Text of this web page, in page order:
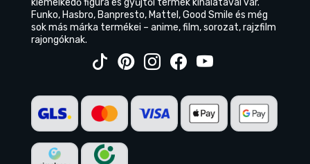
kiemelkedő figura és gyűjtői termék kínálatával vár.
Funko, Hasbro, Banpresto, Mattel, Good Smile és még
sok más márka termékei – anime, film, sorozat, rajzfilm
rajongóknak.